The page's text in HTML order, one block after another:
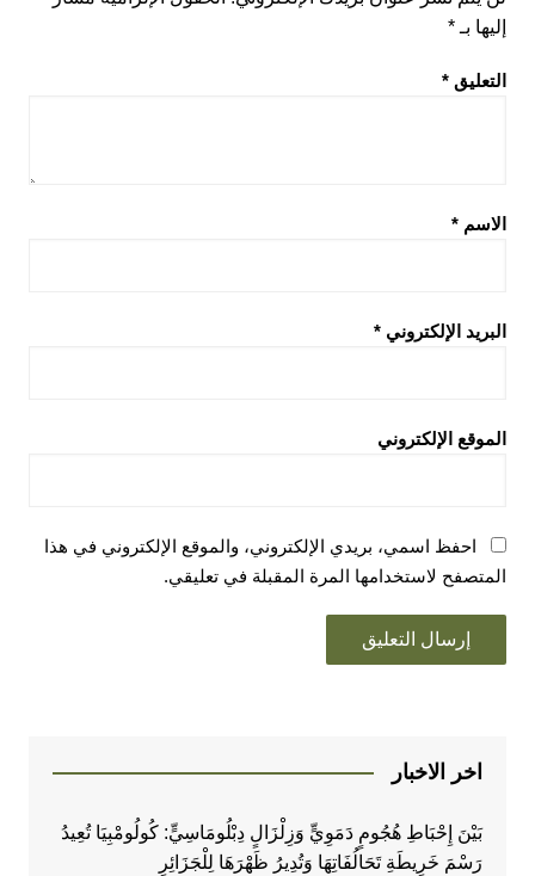
إليها بـ *
التعليق *
الاسم *
البريد الإلكتروني *
الموقع الإلكتروني
احفظ اسمي، بريدي الإلكتروني، والموقع الإلكتروني في هذا
المتصفح لاستخدامها المرة المقبلة في تعليقي.
اخر الاخبار
بَيْنَ إِحْبَاطِ هُجُومٍ دَمَوِيٍّ وَزِلْزَالٍ دِبْلُومَاسِيٍّ: كُولُومْبِيَا تُعِيدُ
رَسْمَ خَرِيطَةِ تَحَالُفَاتِهَا وَتُدِيرُ ظَهْرَهَا لِلْجَزَائِرِ